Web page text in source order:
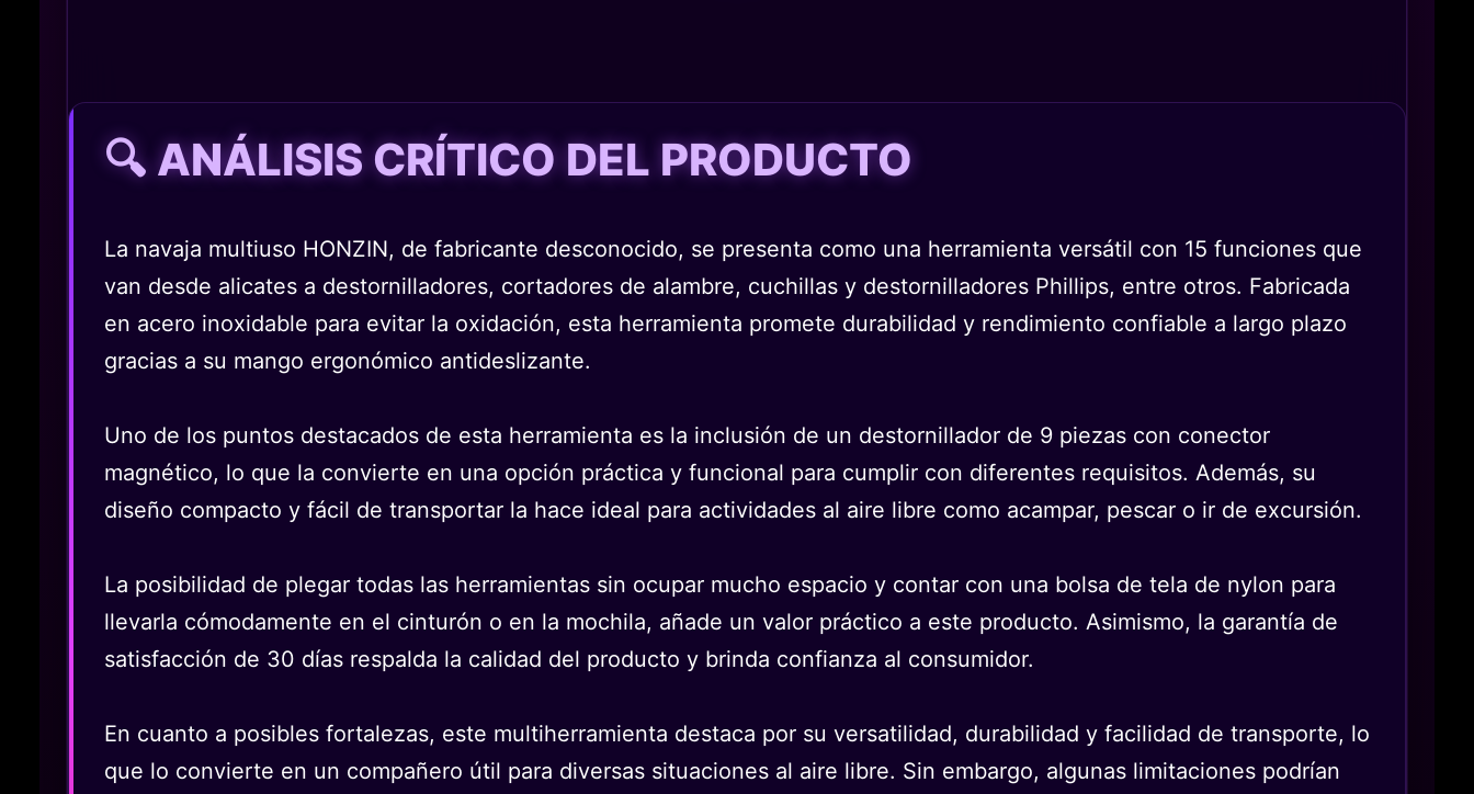
🔍 ANÁLISIS CRÍTICO DEL PRODUCTO
La navaja multiuso HONZIN, de fabricante desconocido, se presenta como una herramienta versátil con 15 funciones que
van desde alicates a destornilladores, cortadores de alambre, cuchillas y destornilladores Phillips, entre otros. Fabricada
en acero inoxidable para evitar la oxidación, esta herramienta promete durabilidad y rendimiento confiable a largo plazo
gracias a su mango ergonómico antideslizante.
Uno de los puntos destacados de esta herramienta es la inclusión de un destornillador de 9 piezas con conector
magnético, lo que la convierte en una opción práctica y funcional para cumplir con diferentes requisitos. Además, su
diseño compacto y fácil de transportar la hace ideal para actividades al aire libre como acampar, pescar o ir de excursión.
La posibilidad de plegar todas las herramientas sin ocupar mucho espacio y contar con una bolsa de tela de nylon para
llevarla cómodamente en el cinturón o en la mochila, añade un valor práctico a este producto. Asimismo, la garantía de
satisfacción de 30 días respalda la calidad del producto y brinda confianza al consumidor.
En cuanto a posibles fortalezas, este multiherramienta destaca por su versatilidad, durabilidad y facilidad de transporte, lo
que lo convierte en un compañero útil para diversas situaciones al aire libre. Sin embargo, algunas limitaciones podrían